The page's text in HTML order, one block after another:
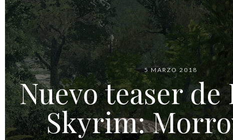
5 MARZO 2018
Nuevo teaser de
Skyrim: